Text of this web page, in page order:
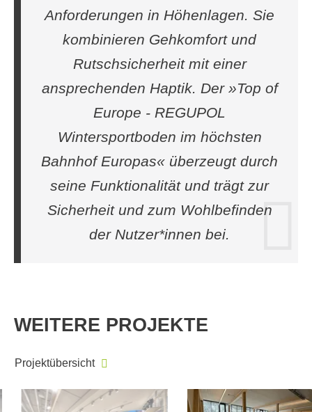
Anforderungen in Höhenlagen. Sie
kombinieren Gehkomfort und
Rutschsicherheit mit einer
ansprechenden Haptik. Der »Top of
Europe - REGUPOL
Wintersportboden im höchsten
Bahnhof Europas« überzeugt durch
seine Funktionalität und trägt zur
Sicherheit und zum Wohlbefinden
der Nutzer*innen bei.
WEITERE PROJEKTE
Projektübersicht